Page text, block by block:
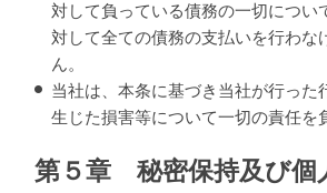
対して負っている債務の一切につい
対して全ての債務の支払いを行わな
ん。
当社は、本条に基づき当社が行った
生じた損害等について一切の責任を
第５章 秘密保持及び個